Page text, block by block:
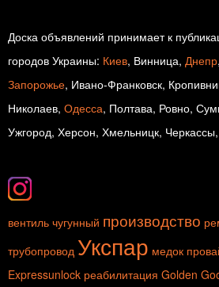
Доска объявлений принимает к
городов Украины: Киев, Винница, Днепр
Запорожье, Ивано-Франковск,
Николаев, Одесса, Полтава, Ровно,
Ужгород, Херсон, Хмельницк,
вентиль чугунный производство
трубопровод Укспар медок
Expressunlock реабилитация Golden